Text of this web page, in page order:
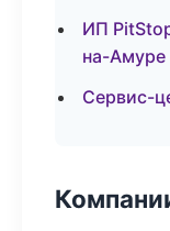
ИП
на-Амуре
Сервис-